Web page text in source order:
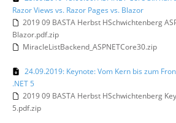
Razor Views vs. Razor Pages vs. Blazor
2019 09 BASTA Herbst HSchwichtenberg
Blazor.pdf.zip
MiracleListBackend_ASPNETCore30.zip
24.09.2019: Keynote: Vom Kern bis zum
.NET 5
2019 09 BASTA Herbst HSchwichtenberg
5.pdf.zip